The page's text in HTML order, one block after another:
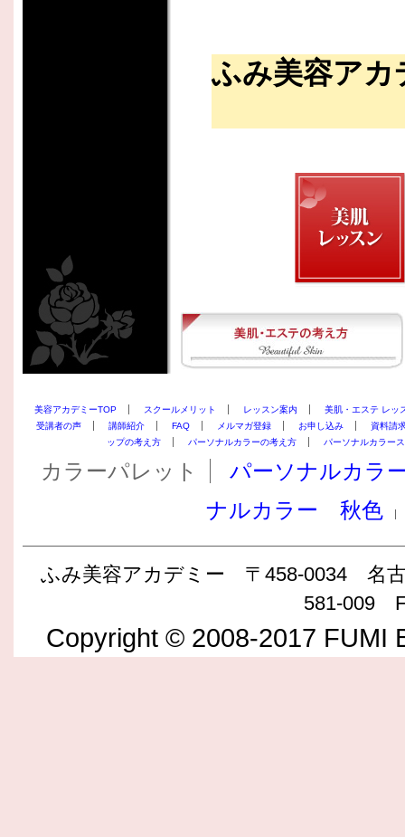
ふみ美容アカ
美容アカデミーTOP スクールメリット レッスン案内
美肌・エステ レッ
受講者の声
講師紹介 FAQ メルマガ登録 お申し込み
資料請
ップの考え方
パーソナルカラーの考え方 パーソナルカラー
カラーパレット
パーソナルカラ
ナルカラー 秋色
ふみ美容アカデミー 〒458-0034 名
581-009
Copyright © 2008-2017 FUMI